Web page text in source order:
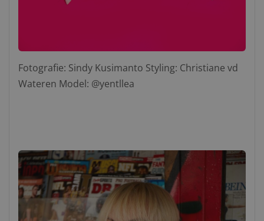
Fotografie: Sindy Kusimanto Styling: Christiane vd
Wateren Model: @yentllea